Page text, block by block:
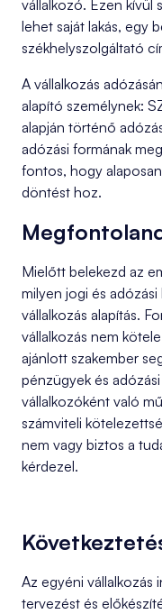
vállalkozó. Ezen kívül
lehet saját lakás, egy
székhelyszolgáltató
A vállalkozás
alapító személynek:
alapján történő
adózási formának
fontos, hogy
döntést hoz.
Mielőtt belekezd az
milyen jogi és
vállalkozás alapítás.
vállalkozás nem
ajánlott szakember
pénzügyek és
vállalkozóként való
számviteli
nem vagy biztos a
kérdezel.
Az egyéni vállalkozás
tervezést és